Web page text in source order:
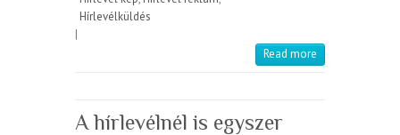
Hírlevélküldés
|
Read more
A hírlevélnél is egyszer